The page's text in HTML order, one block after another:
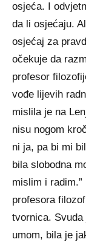
osjeća. I
da li osjećaju.
osjećaj za
očekuje da
profesor
vođe lijevih
mislila je na
nisu nogom
ni ja, pa bi mi
bila slobodna
mislim i
profesora
tvornica.
umom, bila je